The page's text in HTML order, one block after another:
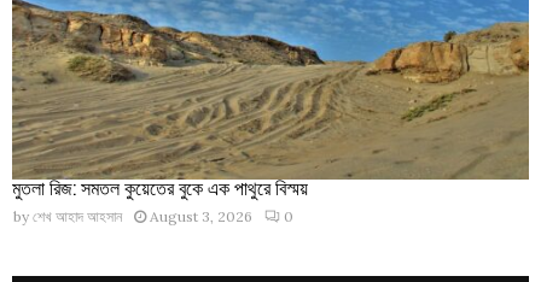
মুতলা রিজ: সমতল কুয়েতের বুকে এক পাথুরে বিস্ময়
by শেখ আহাদ আহসান August 3, 2026 0